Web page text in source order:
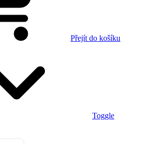
Přejít do košíku
Toggle